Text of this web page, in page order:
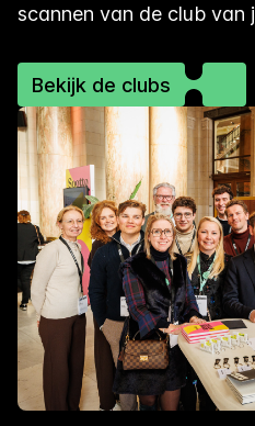
scannen van de club van
Bekijk de clubs